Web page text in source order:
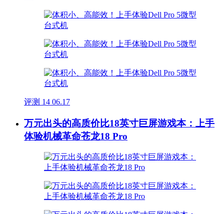
评测 14 06.17
万元出头的高质价比18英寸巨屏游戏本：上手
体验机械革命苍龙18 Pro